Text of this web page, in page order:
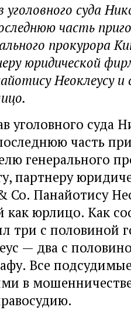
уголовного суда
часть
прокурора
юридической
Неоклеусу
уголовного суда
часть
генерального
партнеру
Co. Панайотису
юрлицо. Как
три с половиной
— два с
Все
в